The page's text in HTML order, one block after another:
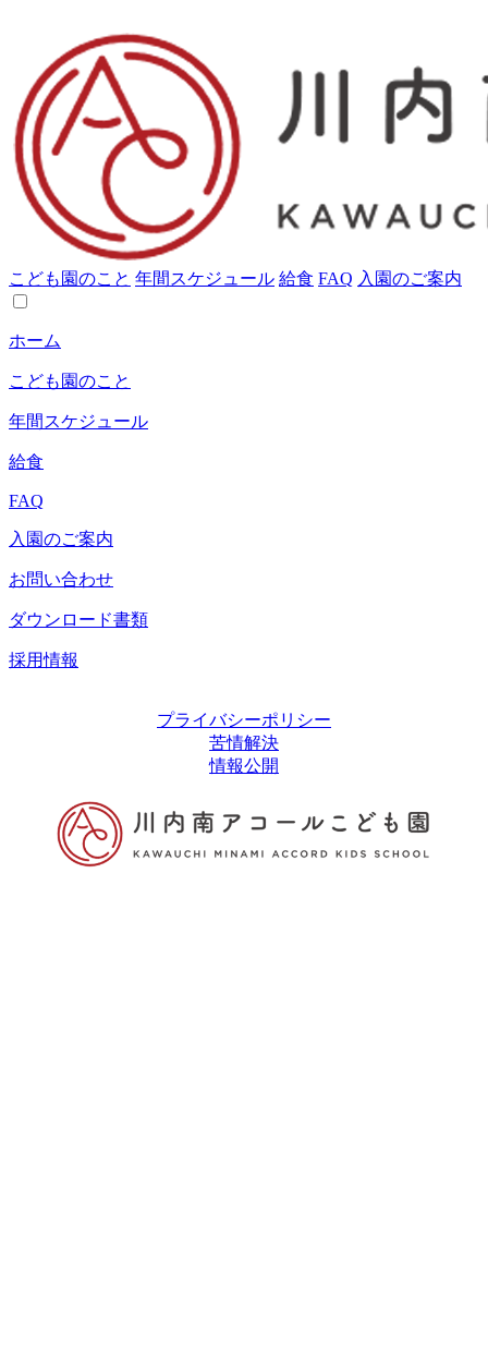
こども園のこと 年間スケジュール 給食 FAQ 入園のご案内
ホーム
こども園のこと
年間スケジュール
給食
FAQ
入園のご案内
お問い合わせ
ダウンロード書類
採用情報
プライバシーポリシー
苦情解決
情報公開